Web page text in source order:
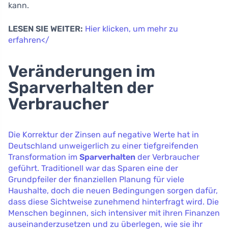
kann.
LESEN SIE WEITER: Hier klicken, um mehr zu
erfahren</
Veränderungen im
Sparverhalten der
Verbraucher
Die Korrektur der Zinsen auf negative Werte hat in
Deutschland unweigerlich zu einer tiefgreifenden
Transformation im Sparverhalten der Verbraucher
geführt. Traditionell war das Sparen eine der
Grundpfeiler der finanziellen Planung für viele
Haushalte, doch die neuen Bedingungen sorgen dafür,
dass diese Sichtweise zunehmend hinterfragt wird. Die
Menschen beginnen, sich intensiver mit ihren Finanzen
auseinanderzusetzen und zu überlegen, wie sie ihr